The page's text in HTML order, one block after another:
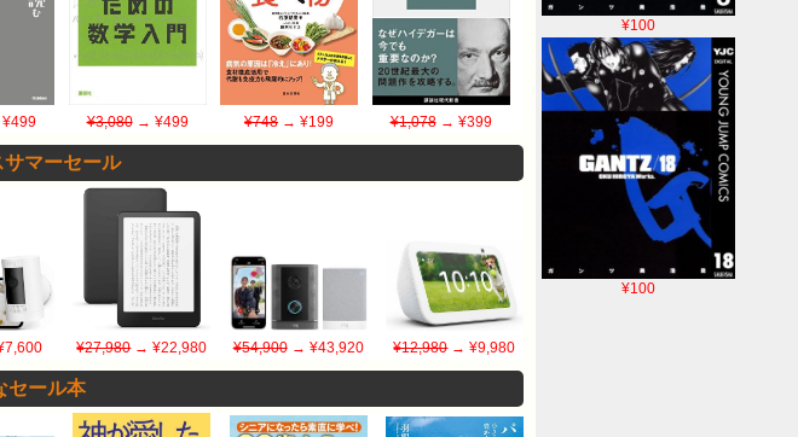
¥100
¥100
¥3,080→ ¥499 ¥748 → ¥199 ¥1,078→ ¥399
マーセール
¥27,980→ ¥22,980 ¥54,900→ ¥43,920 ¥12,980→ ¥9,980
セール本